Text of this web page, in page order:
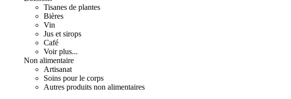
Tisanes de plantes
Bières
Vin
Jus et sirops
Café
Voir plus...
Non alimentaire
Artisanat
Soins pour le corps
Autres produits non alimentaires